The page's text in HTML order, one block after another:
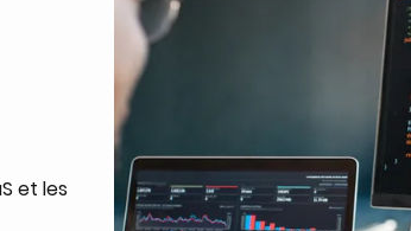
et les